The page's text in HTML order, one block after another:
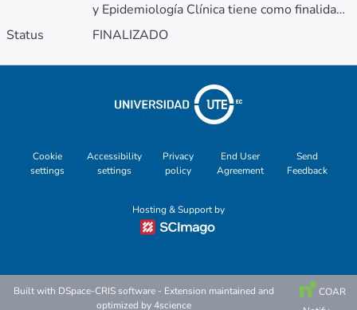
y Epidemiología Clínica tiene como finalidad
consolidar un espacio académico-científico
alto impacto en estas áreas. Su objetivo
principal es desarrollar investigaciones que
contribuyan a la salud pública y a la
epidemiología clínica, con el propósito de
toma de decisiones en políticas y prácticas
de salud.
Status FINALIZADO
Cookie
settings
Accessibility
settings
Privacy
policy
End User
Agreement
Send
Feedback
Hosting & Support by
Built with DSpace-CRIS software - Extension maintained and
optimized by4science
COAR